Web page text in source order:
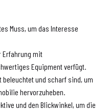
Muss, um das Interesse
Erfahrung mit
Equipment verfügt.
beleuchtet und scharf sind, um
hervorzuheben.
und den Blickwinkel, um die